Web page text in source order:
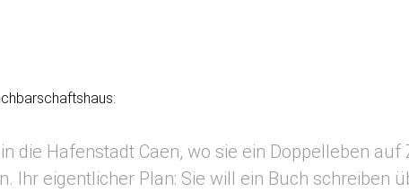
die Hafenstadt Caen, wo sie ein Doppelleben
Ihr eigentlicher Plan: Sie will ein Buch schreiben